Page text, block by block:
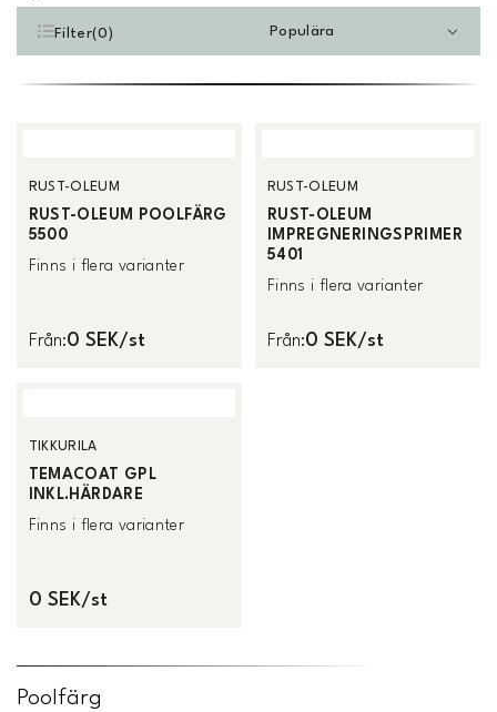
Filter(0) Populära
RUST-OLEUM
RUST-OLEUM POOLFÄRG
5500
Finns i flera varianter
Från:0 SEK/st
RUST-OLEUM
RUST-OLEUM
IMPREGNERINGSPRIMER
5401
Finns i flera varianter
Från:0 SEK/st
TIKKURILA
TEMACOAT GPL
INKL.HÄRDARE
Finns i flera varianter
0 SEK/st
Poolfärg